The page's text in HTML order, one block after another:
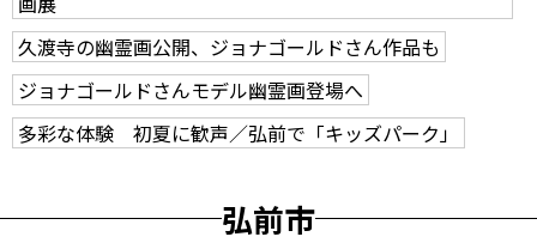
久渡寺の幽霊画公開、ジョナゴールドさん作品も
ジョナゴールドさんモデル幽霊画登場へ
多彩な体験 初夏に歓声／弘前で「キッズパーク」
弘前市